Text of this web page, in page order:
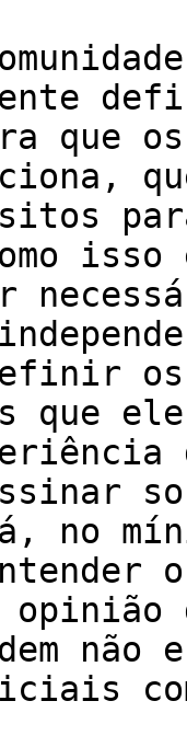
que
isso
que
no
não